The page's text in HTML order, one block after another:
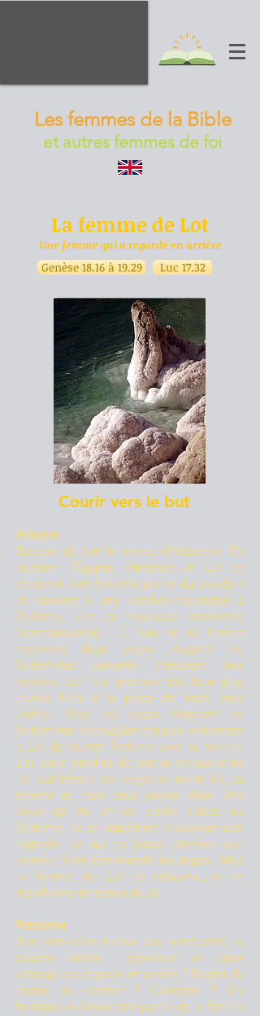
Les femmes de la Bible
et autres femmes de foi
La femme de Lot
Unefemme qui a regardé en arrière
Genèse 18.16 à 19.29 Luc 17.32
Courir vers le but
Histoire
Epouse de Lot le neveu d'Abraham. En
quittant l’Egypte, Abraham et Lot se
séparent. Lot choisit la plaine du Jourdain
et parvient à une position respectée à
Sodome, ville de mauvaise renommée
(homosexualité, …). Lot et sa femme
reçoivent deux anges. Aussitôt les
Sodomites pervertis entourent leur
maison. Lot leur propose ses deux plus
jeunes filles à la place de leurs deux
invités. Mais les anges frappent les
Sodomites d'aveuglement puis ordonnent
à Lot de quitter Sodome avec sa famille.
Les deux gendres de Lot se moquent de
lui. Lot hésite, les anges le tirent, lui, sa
femme et leurs deux jeunes filles. Une
pluie de feu et de soufre s’abat sur
Sodome. Ils se dépêchent d’avancer sans
regarder ce qui se passe derrière eux,
comme l’ont commandé les anges. Mais
la femme de Lot se retourne....et se
transforme en statue de sel.
Personne
Son nom n'est même pas mentionné, ni
aucune parole : pourquoi un cœur
partagé qui regarde en arrière ? Regret du
passé, du confort ? Curiosité ? Ou
tristesse de laisser une partie de la famille